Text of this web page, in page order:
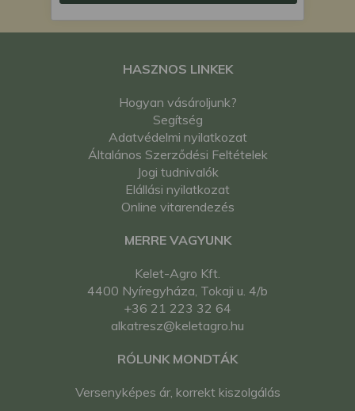
HASZNOS LINKEK
Hogyan vásároljunk?
Segítség
Adatvédelmi nyilatkozat
Általános Szerződési Feltételek
Jogi tudnivalók
Elállási nyilatkozat
Online vitarendezés
MERRE VAGYUNK
Kelet-Agro Kft.
4400 Nyíregyháza, Tokaji u. 4/b
+36 21 223 32 64
alkatresz@keletagro.hu
RÓLUNK MONDTÁK
Versenyképes ár, korrekt kiszolgálás